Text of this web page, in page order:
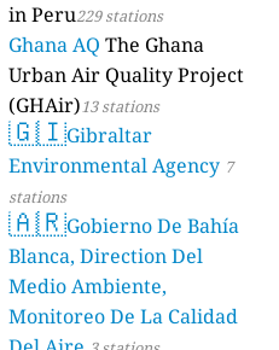
in Peru229 stations
Ghana AQ The Ghana
Urban Air Quality Project
(GHAir)13 stations
🇬🇮Gibraltar
Environmental Agency 7
stations
🇦🇷Gobierno De Bahía
Blanca, Direction Del
Medio Ambiente,
Monitoreo De La Calidad